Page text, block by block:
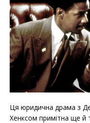
Ця юридична драма з
Хенксом примітна ще й